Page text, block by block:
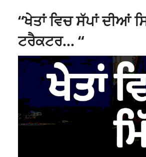
“ਖੇਤਾਂ ਵਿਚ ਸੱਪਾਂ ਦੀਆਂ
ਟਰੈਕਟਰ… “